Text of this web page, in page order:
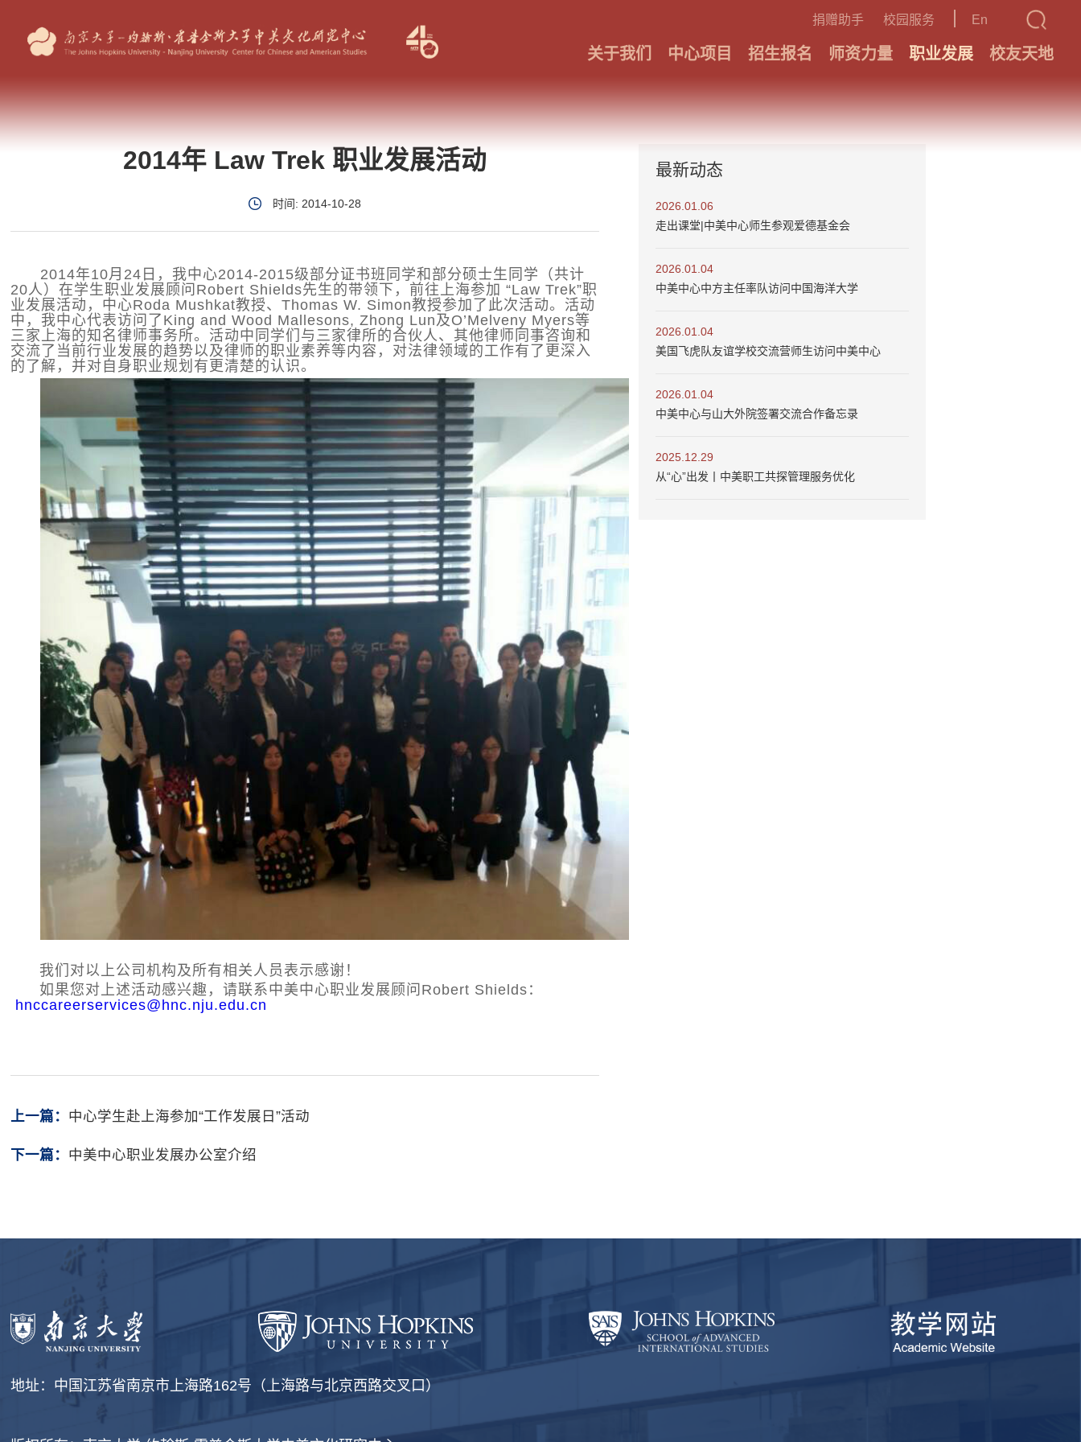
捐赠助手 校园服务 En
关于我们 中心项目 招生报名 师资力量 职业发展 校友天地
2014年 Law Trek 职业发展活动
时间: 2014-10-28
2014年10月24日，我中心2014-2015级部分证书班同学和部分硕士生同学（共计
20人）在学生职业发展顾问Robert Shields先生的带领下，前往上海参加 “Law Trek”职
业发展活动，中心Roda Mushkat教授、Thomas W. Simon教授参加了此次活动。活动
中，我中心代表访问了King and Wood Mallesons, Zhong Lun及O’Melveny Myers等
三家上海的知名律师事务所。活动中同学们与三家律所的合伙人、其他律师同事咨询和
交流了当前行业发展的趋势以及律师的职业素养等内容，对法律领域的工作有了更深入
的了解，并对自身职业规划有更清楚的认识。
我们对以上公司机构及所有相关人员表示感谢！
如果您对上述活动感兴趣，请联系中美中心职业发展顾问Robert Shields：
hnccareerservices@hnc.nju.edu.cn
上一篇： 中心学生赴上海参加“工作发展日”活动
下一篇： 中美中心职业发展办公室介绍
最新动态
2026.01.06
走出课堂|中美中心师生参观爱德基金会
2026.01.04
中美中心中方主任率队访问中国海洋大学
2026.01.04
美国飞虎队友谊学校交流营师生访问中美中心
2026.01.04
中美中心与山大外院签署交流合作备忘录
2025.12.29
从“心”出发丨中美职工共探管理服务优化
地址：中国江苏省南京市上海路162号（上海路与北京西路交叉口）